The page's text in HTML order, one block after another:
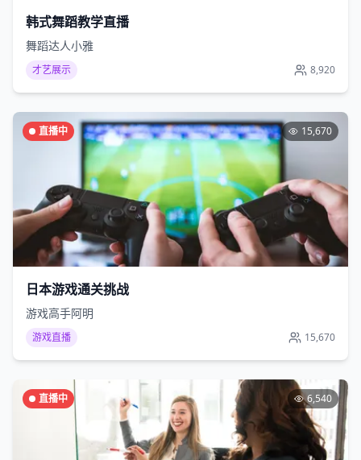
韩式舞蹈教学直播
舞蹈达人小雅
才艺展示 8,920
直播中 15,670
日本游戏通关挑战
游戏高手阿明
游戏直播 15,670
直播中 6,540